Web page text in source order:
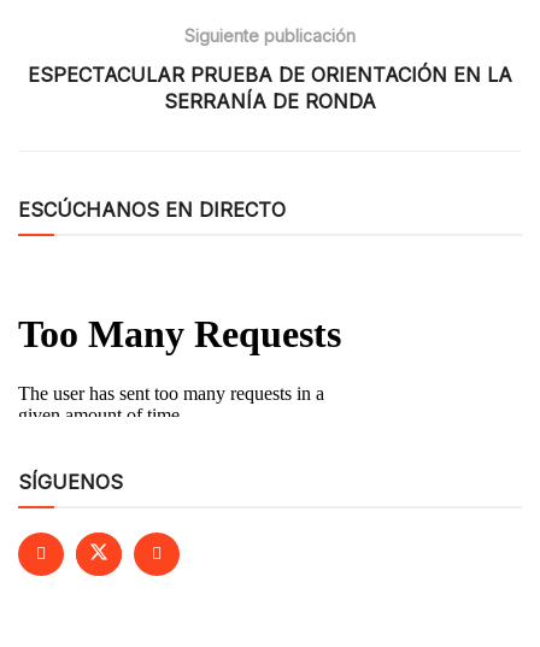
Siguiente publicación
ESPECTACULAR PRUEBA DE ORIENTACIÓN EN LA
SERRANÍA DE RONDA
ESCÚCHANOS EN DIRECTO
SÍGUENOS